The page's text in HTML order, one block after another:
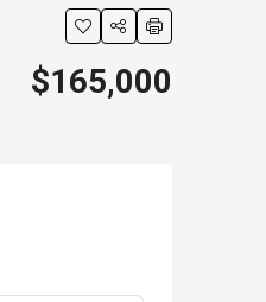
$165,000